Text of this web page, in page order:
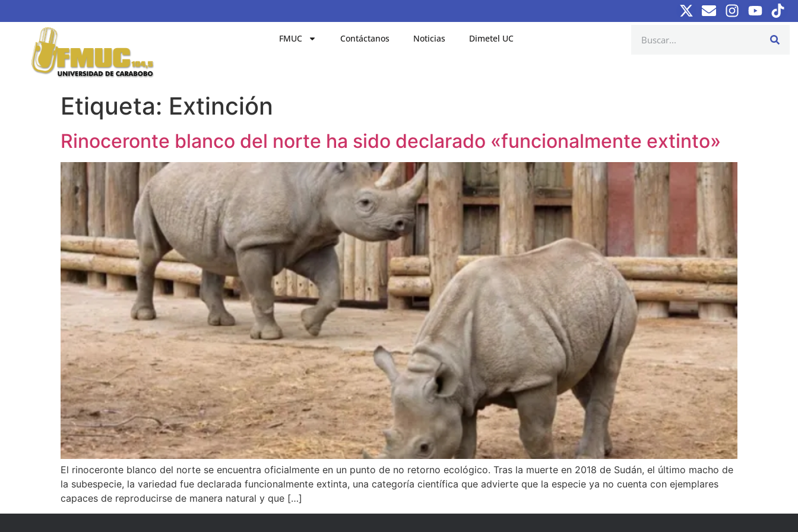
FMUC Contáctanos Noticias Dimetel UC
Etiqueta: Extinción
Rinoceronte blanco del norte ha sido declarado «funcionalmente extinto»
El rinoceronte blanco del norte se encuentra oficialmente en un punto de no retorno ecológico. Tras la muerte en 2018 de Sudán, el último macho de
la subespecie, la variedad fue declarada funcionalmente extinta, una categoría científica que advierte que la especie ya no cuenta con ejemplares
capaces de reproducirse de manera natural y que […]